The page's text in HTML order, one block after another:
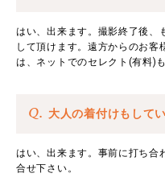
はい、出来ます。撮影終了後、
して頂けます。遠方からのお客
は、ネットでのセレクト(有料)
Q. 大人の着付けもして
はい、出来ます。事前に打ち合
合せ下さい。